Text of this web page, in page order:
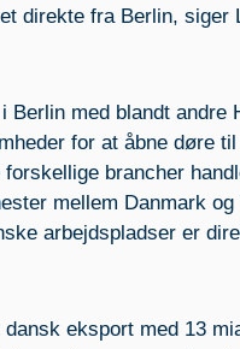
direkte fra Berlin, siger
Berlin med blandt andre
for at åbne døre
brancher
mellem Danmark
arbejdspladser er
eksport med 13